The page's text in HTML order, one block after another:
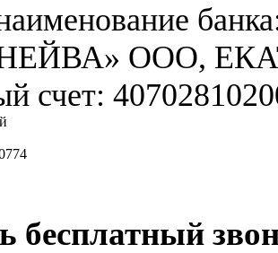
ООО,
счет:
бесплатный